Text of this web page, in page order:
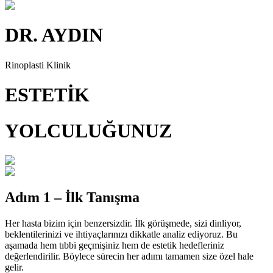
DR. AYDIN
Rinoplasti Klinik
ESTETİK
YOLCULUĞUNUZ
Adım 1 – İlk Tanışma
Her hasta bizim için benzersizdir. İlk görüşmede, sizi dinliyor,
beklentilerinizi ve ihtiyaçlarınızı dikkatle analiz ediyoruz. Bu
aşamada hem tıbbi geçmişiniz hem de estetik hedefleriniz
değerlendirilir. Böylece sürecin her adımı tamamen size özel hale
gelir.